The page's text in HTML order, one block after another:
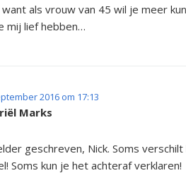
als vrouw van 45 wil je meer
mij lief hebben…
2016 om 17:13
Marks
geschreven, Nick. Soms
Soms kun je het achteraf verklaren!